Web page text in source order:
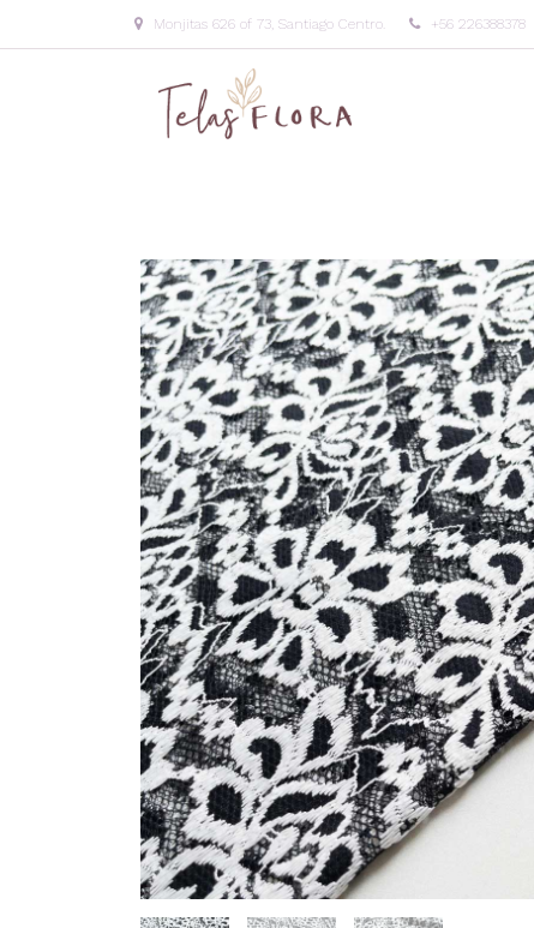
Monjitas 626 of 73, Santiago Centro. +56 226388378